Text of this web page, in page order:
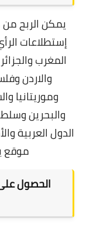
إستطلاعات
المغرب
والاردن
وموريتانيا
والبحرين
الدول العربية
موقع
الحصول